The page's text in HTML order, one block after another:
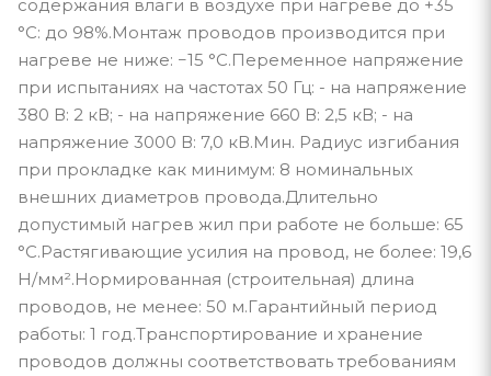
содержания влаги в воздухе при нагреве до +35
°С: до 98%.Монтаж проводов производится при
нагреве не ниже: −15 °С.Переменное напряжение
при испытаниях на частотах 50 Гц: - на напряжение
380 В: 2 кВ; - на напряжение 660 В: 2,5 кВ; - на
напряжение 3000 В: 7,0 кВ.Мин. Радиус изгибания
при прокладке как минимум: 8 номинальных
внешних диаметров провода.Длительно
допустимый нагрев жил при работе не больше: 65
°С.Растягивающие усилия на провод, не более: 19,6
Н/мм².Нормированная (строительная) длина
проводов, не менее: 50 м.Гарантийный период
работы: 1 год.Транспортирование и хранение
проводов должны соответствовать требованиям